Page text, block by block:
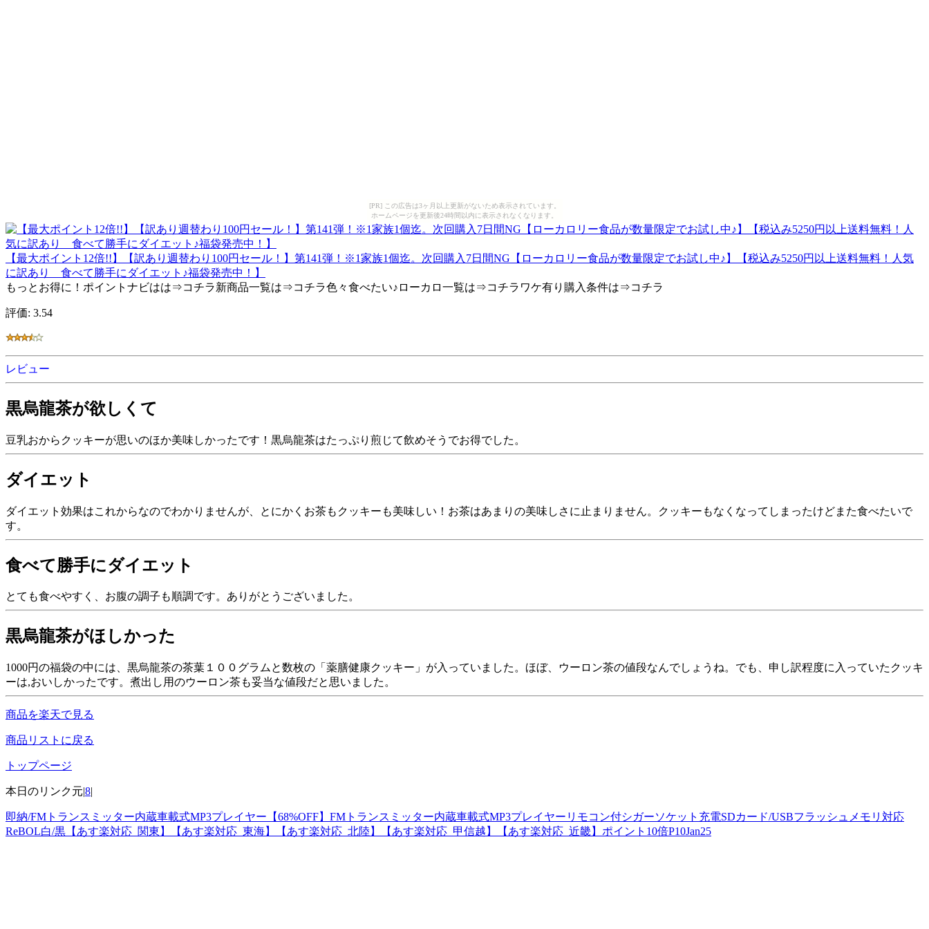
[PR] この広告は3ヶ月以上更新がないため表示されています。
ホームページを更新後24時間以内に表示されなくなります。
【最大ポイント12倍!!】【訳あり週替わり100円セール！】第141弾！※1家族1個迄。次回購入7日間NG【ローカロリー食品が数量限定でお試し中♪】【税込み5250円以上送料無料！人気
に訳あり 食べて勝手にダイエット♪福袋発売中！】
もっとお得に！ポイントナビはは⇒コチラ新商品一覧は⇒コチラ色々食べたい♪ローカロ一覧は⇒コチラワケ有り購入条件は⇒コチラ
評価: 3.54
レビュー
黒烏龍茶が欲しくて
豆乳おからクッキーが思いのほか美味しかったです！黒烏龍茶はたっぷり煎じて飲めそうでお得でした。
ダイエット
ダイエット効果はこれからなのでわかりませんが、とにかくお茶もクッキーも美味しい！お茶はあまりの美味しさに止まりません。クッキーもなくなってしまったけどまた食べたいで
す。
食べて勝手にダイエット
とても食べやすく、お腹の調子も順調です。ありがとうございました。
黒烏龍茶がほしかった
1000円の福袋の中には、黒烏龍茶の茶葉１００グラムと数枚の「薬膳健康クッキー」が入っていました。ほぼ、ウーロン茶の値段なんでしょうね。でも、申し訳程度に入っていたクッキ
ーは,おいしかったです。煮出し用のウーロン茶も妥当な値段だと思いました。
商品を楽天で見る
商品リストに戻る
トップページ
本日のリンク元|8|
即納/FMトランスミッター内蔵車載式MP3プレイヤー【68%OFF】FMトランスミッター内蔵車載式MP3プレイヤーリモコン付シガーソケット充電SDカード/USBフラッシュメモリ対応
ReBOL白/黒【あす楽対応_関東】【あす楽対応_東海】【あす楽対応_北陸】【あす楽対応_甲信越】【あす楽対応_近畿】ポイント10倍P10Jan25